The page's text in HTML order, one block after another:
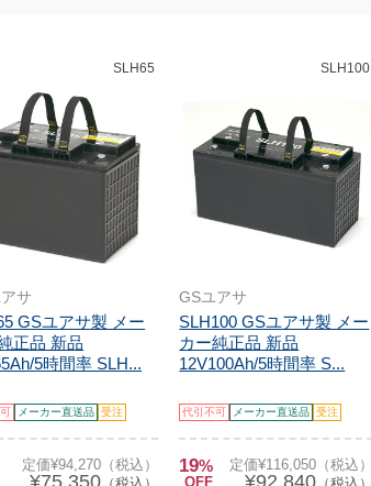
SLH65
サ
GSユアサ製 メー
正品 新品
5時間率 SLH...
メーカー直送品 受注
定価¥94,270（税込）
¥75,350
SLH100
GSユアサ
SLH100 GSユアサ製 メー
カー純正品 新品
12V100Ah/5時間率 S...
代引不可 メーカー直送品 受注
19%
OFF
定価¥116,050（税込）
¥92,840